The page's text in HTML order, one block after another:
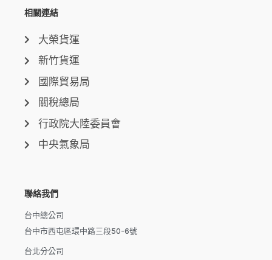
相關連結
大榮貨運
新竹貨運
國際貿易局
關稅總局
行政院大陸委員會
中央氣象局
聯絡我們
台中總公司
台中市西屯區環中路三段50-6號
台北分公司